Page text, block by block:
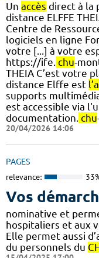
Un accès direct à la
distance ELFFE
Centre de
logiciels en ligne
votre [...] à votre
https://ife. chu-
THEIA C’est votre
distance Elffe est
supports
est accessible via
documentation. chu
20/04/2026 14:06
PAGES
relevance:
Vos
nominative et
hospitaliers et aux
Elle permet aussi
du personnels du